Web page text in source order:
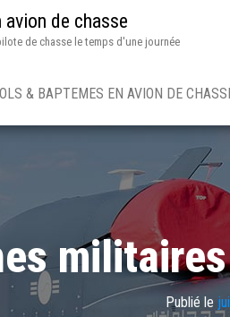
avion de chasse
de chasse le temps d'une journée
& BAPTEMES EN AVION DE
Publié le